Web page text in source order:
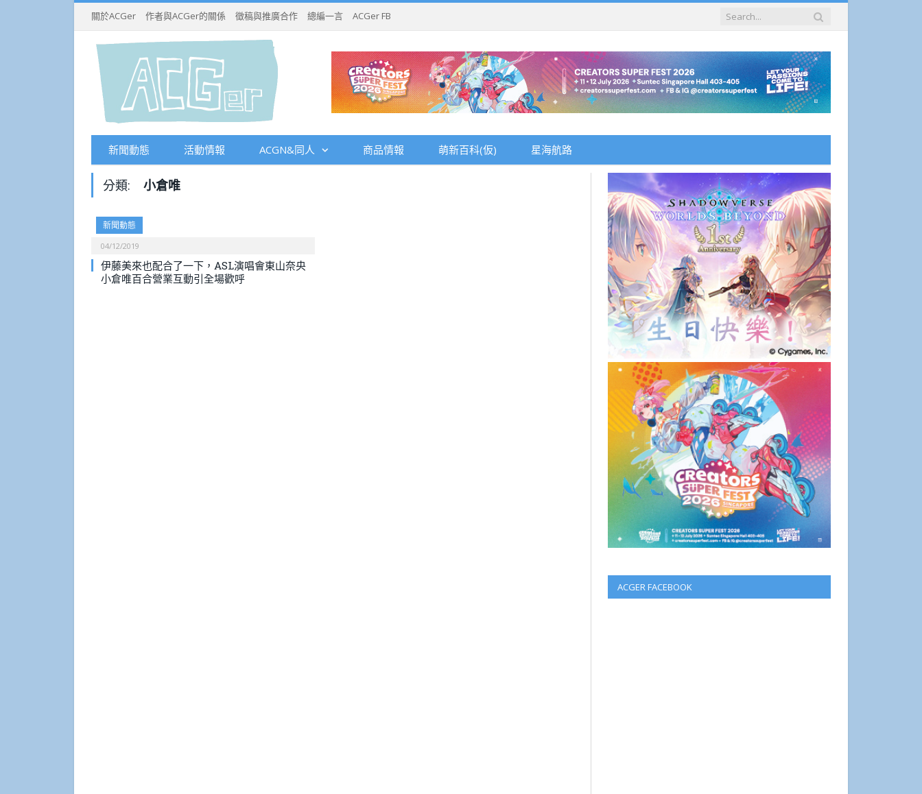
關於ACGer 作者與ACGer的關係 徵稿與推廣合作 總編一言 ACGer FB
新聞動態 活動情報 ACGN&同人 商品情報 萌新百科(仮) 星海航路
分類: 小倉唯
新聞動態
04/12/2019
伊藤美來也配合了一下，ASL演唱會東山奈央
小倉唯百合營業互動引全場歡呼
ACGER FACEBOOK